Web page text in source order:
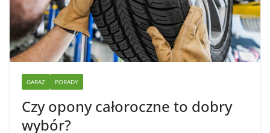
GARAŻ PORADY
Czy opony całoroczne to dobry
wybór?